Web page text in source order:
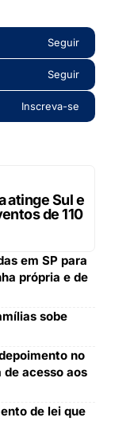
Seguir
Seguir
Inscreva-se
atinge Sul e
de 110
em SP para
própria e de
sobe
no
acesso aos
de lei que